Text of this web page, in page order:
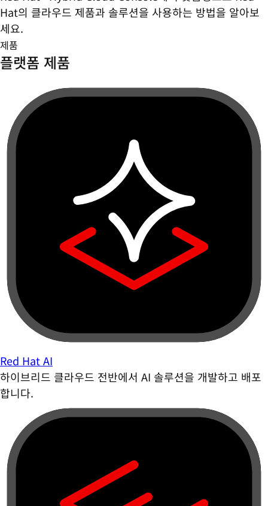
Hat의 클라우드 제품과 솔루션을 사용하는 방법을 알아보
세요.
제품
플랫폼 제품
Red Hat AI
하이브리드 클라우드 전반에서 AI 솔루션을 개발하고 배포
합니다.